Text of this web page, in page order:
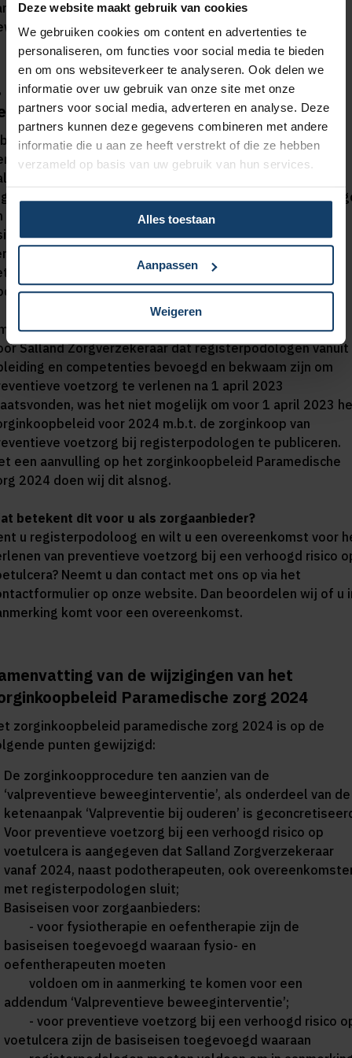
Deze website maakt gebruik van cookies
We gebruiken cookies om content en advertenties te
personaliseren, om functies voor social media te bieden
en om ons websiteverkeer te analyseren. Ook delen we
informatie over uw gebruik van onze site met onze
partners voor social media, adverteren en analyse. Deze
partners kunnen deze gegevens combineren met andere
informatie die u aan ze heeft verstrekt of die ze hebben
verzameld op basis van uw gebruik van hun services.
Alles toestaan
Aanpassen
Weigeren
voor het addendum Valpreventieve
Zorginkoop van preventieve voetzorg bij een
risico op voetulcera
gesprekken met en informatie van de
voor podologie Stichting Loop heeft
Zorgverzekeraar geconcludeerd dat de
vanuit opleiding en competenties
bekwaam is om preventieve voetzorg bij een verhoogd
op voetulcera (verder: preventieve voetzorg) te
Salland Zorgverzekeraar heeft besloten om voor
verlenen van preventieve voetzorg, naast
ook registerpodologen te contracteren.
gesprekken met Stichting Loop en de beoordeling
Salland Zorgverzekeraar dat registerpodologen vanuit
en competenties bevoegd en bekwaam zijn om
voetzorg te verlenen na 1 april 2023
was het niet mogelijk om voor 1 april 2023
voor 2024 m.b.t. de zorginkoop van
voetzorg bij registerpodologen te publiceren.
een aanvulling op het zorginkoopbeleid Paramedische
2024 doen wij dit alsnog.
betekent dit voor u als zorgaanbieder?
u registerpodoloog en wilt u een overeenkomst voor
van preventieve voetzorg bij een verhoogd risico
Neemt u dan contact met ons op via het
op onze website. Dan beoordelen wij of u
komt voor een overeenkomst.
van de wijzigingen van het
Paramedische zorg 2024
zorginkoopbeleid paramedische zorg 2024 is op de
punten gewijzigd:
De zorginkoopprocedure ten aanzien van de
‘valpreventieve beweeginterventie’, als onderdeel van de
ketenaanpak ‘Valpreventie bij ouderen’ is
Voor preventieve voetzorg bij een verhoogd risico op
voetulcera is aangegeven dat Salland Zorgverzekeraar
vanaf 2024, naast podotherapeuten, ook
met registerpodologen sluit;
Basiseisen voor zorgaanbieders:
- voor fysiotherapie en oefentherapie zijn de
basiseisen toegevoegd waaraan fysio- en
oefentherapeuten moeten
voldoen om in aanmerking te komen voor een
addendum ‘Valpreventieve beweeginterventie’;
- voor preventieve voetzorg bij een verhoogd risico
voetulcera zijn de basiseisen toegevoegd waaraan